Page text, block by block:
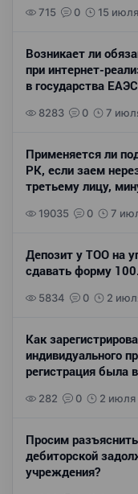
715 0 15
Возникает ли
при интернет-
в государства
8283 0 7
Применяется ли
РК, если заем
третьему лицу,
19035 0 7
Депозит у ТОО на
сдавать форму
5834 0 2
Как
индивидуального
регистрация была
282 0 2 июля
Просим
дебиторской
учреждения?